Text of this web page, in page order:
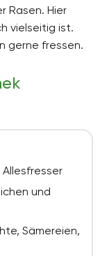
Rasen. Hier
vielseitig ist.
gerne fressen.
und
Sämereien,